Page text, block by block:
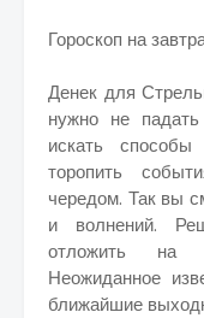
Гороскоп на
Денек для
нужно не
искать
торопить
чередом. Так вы
и волнений.
отложить на
Неожиданное
ближайшие